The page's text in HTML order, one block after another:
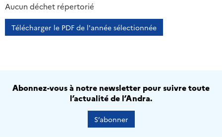
2013 2014
Aucun déchet répertorié
Télécharger le PDF de l'année sélectionnée
Abonnez-vous à notre newsletter pour suivre toute
l’actualité de l’Andra.
S’abonner